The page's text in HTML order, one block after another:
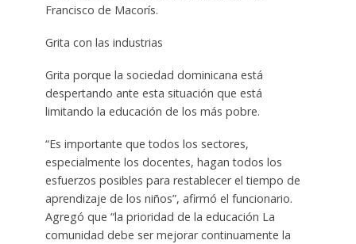
Francisco de Macorís.
Grita con las industrias
Grita porque la sociedad dominicana está
despertando ante esta situación que está
limitando la educación de los más pobre.
“Es importante que todos los sectores,
especialmente los docentes, hagan todos los
esfuerzos posibles para restablecer el tiempo de
aprendizaje de los niños”, afirmó el funcionario.
Agregó que “la prioridad de la educación La
comunidad debe ser mejorar continuamente la